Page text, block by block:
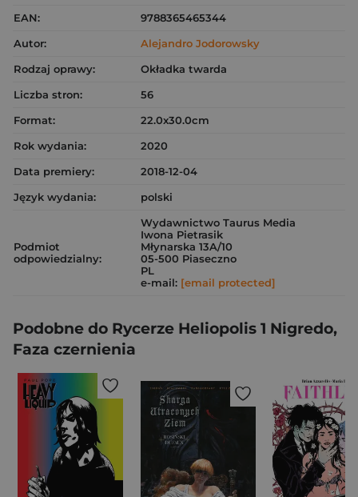
EAN:
9788365465344
Autor:
Alejandro Jodorowsky
Rodzaj oprawy:
Okładka twarda
Liczba stron:
56
Format:
22.0x30.0cm
Rok wydania:
2020
Data premiery:
2018-12-04
Język wydania:
polski
Podmiot
odpowiedzialny:
Wydawnictwo Taurus Media
Iwona Pietrasik
Młynarska 13A/10
05-500 Piaseczno
PL
e-mail: [email protected]
Podobne do Rycerze Heliopolis 1 Nigredo,
Faza czernienia